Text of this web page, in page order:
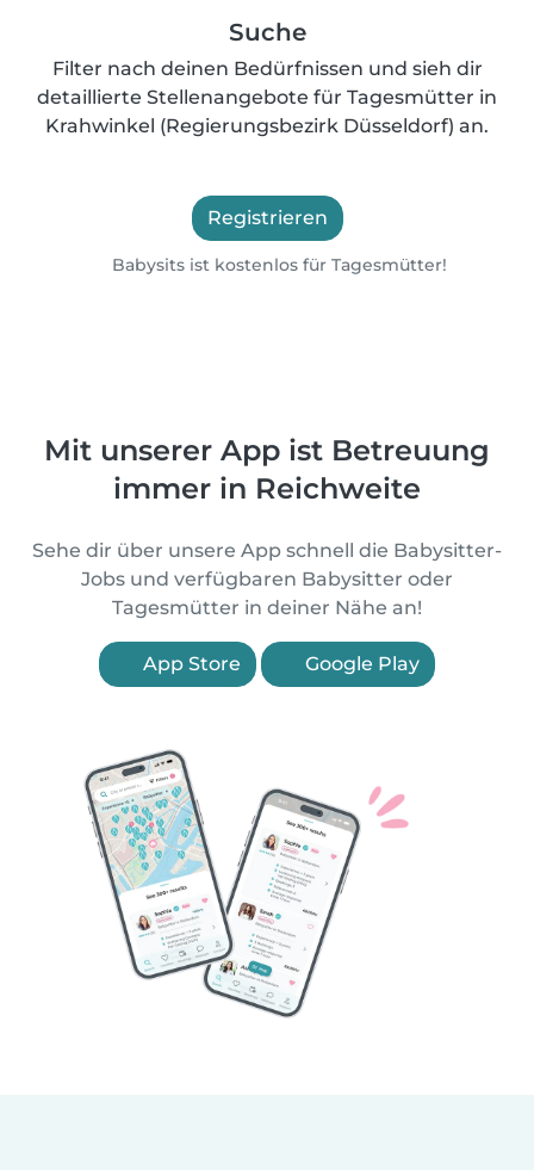
Suche
Filter nach deinen Bedürfnissen und sieh dir
detaillierte Stellenangebote für Tagesmütter in
Krahwinkel (Regierungsbezirk Düsseldorf) an.
Registrieren
Babysits ist kostenlos für Tagesmütter!
Mit unserer App ist Betreuung
immer in Reichweite
Sehe dir über unsere App schnell die Babysitter-
Jobs und verfügbaren Babysitter oder
Tagesmütter in deiner Nähe an!
App Store Google Play